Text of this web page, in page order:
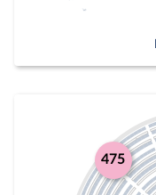
475